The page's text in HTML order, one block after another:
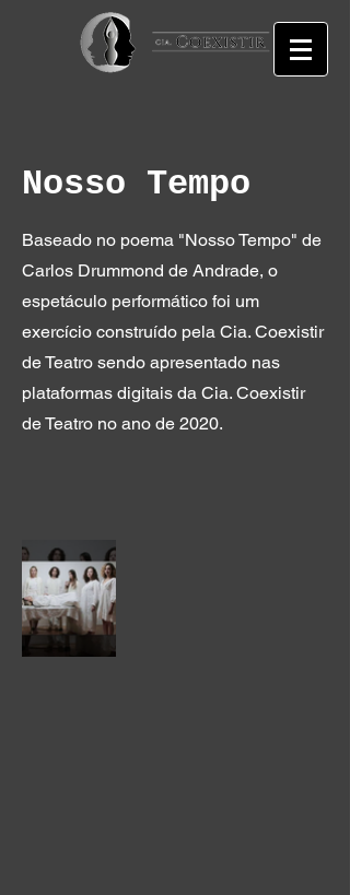
Nosso Tempo
Baseado no poema "Nosso Tempo" de
Carlos Drummond de Andrade, o
espetáculo performático foi um
exercício construído pela Cia. Coexistir
de Teatro sendo apresentado nas
plataformas digitais da Cia. Coexistir
de Teatro no ano de 2020.